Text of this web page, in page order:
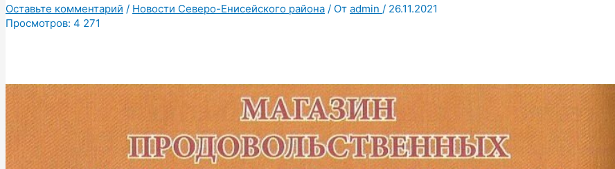
Оставьте комментарий / Новости Северо-Енисейского района / От admin / 26.11.2021
Просмотров: 4 271